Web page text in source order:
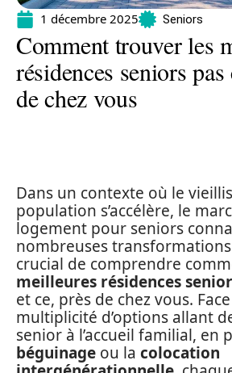
1 décembre 2025 Seniors
Comment trouver les
résidences seniors pas
de chez vous
Dans un contexte où le
population s’accélère, le
logement pour seniors
nombreuses
crucial de comprendre
meilleures résidences
et ce, près de chez vous.
multiplicité d’options allant
senior à l’accueil familial, en
béguinage ou la colocation